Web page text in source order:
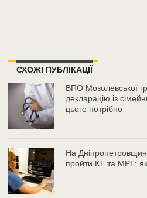
СХОЖІ ПУБЛІКАЦІЇ
ВПО Мозолевської
декларацію із
цього потрібно
На
пройти КТ та МРТ: